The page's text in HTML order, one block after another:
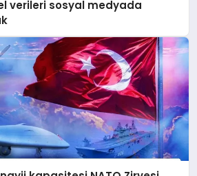
verileri sosyal medyada